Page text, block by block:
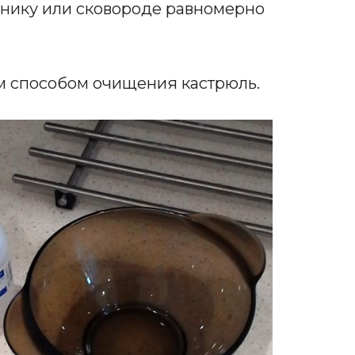
или сковороде равномерно
очищения кастрюль.